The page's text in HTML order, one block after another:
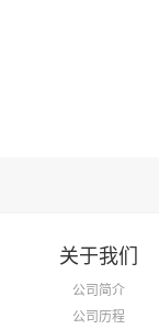
关于我们
公司简介
公司历程